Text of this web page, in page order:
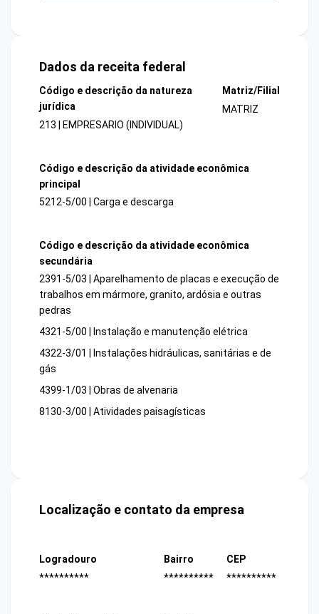
Dados da receita federal
Código e descrição da natureza
jurídica
213 | EMPRESARIO (INDIVIDUAL)
Matriz/Filial
MATRIZ
Código e descrição da atividade econômica
principal
5212-5/00 | Carga e descarga
Código e descrição da atividade econômica
secundária
2391-5/03 | Aparelhamento de placas e execução de
trabalhos em mármore, granito, ardósia e outras
pedras
4321-5/00 | Instalação e manutenção elétrica
4322-3/01 | Instalações hidráulicas, sanitárias e de
gás
4399-1/03 | Obras de alvenaria
8130-3/00 | Atividades paisagísticas
Localização e contato da empresa
Logradouro
**********
Bairro
**********
CEP
**********